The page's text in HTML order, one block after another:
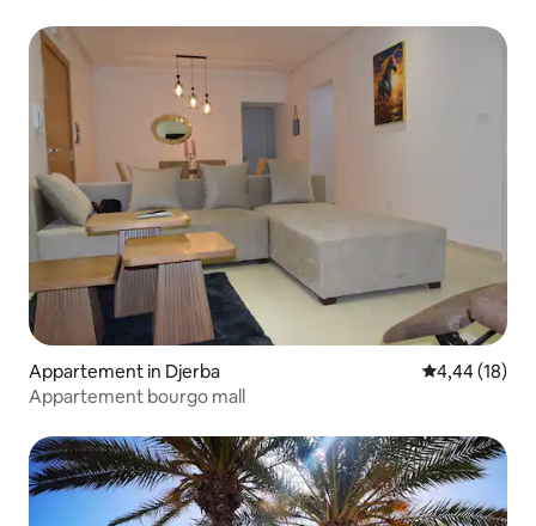
Appartement in Djerba Gemiddelde
4,44 (18)
Appartement bourgo mall